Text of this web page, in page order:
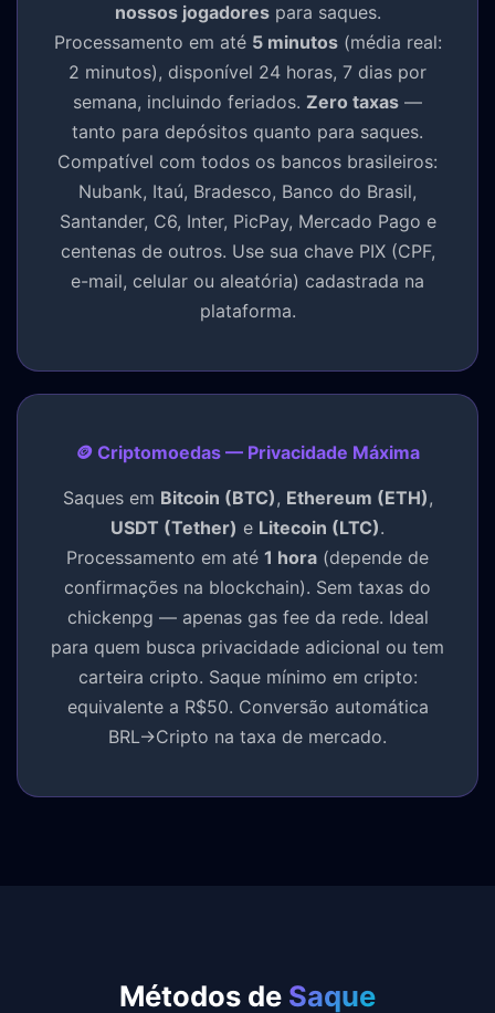
nossos jogadorespara saques.
Processamento em até 5 minutos(média real:
2 minutos), disponível 24 horas, 7 dias por
semana, incluindo feriados. Zero taxas —
tanto para depósitos quanto para saques.
Compatível com todos os bancos brasileiros:
Nubank, Itaú, Bradesco, Banco do Brasil,
Santander, C6, Inter, PicPay, Mercado Pago e
centenas de outros. Use sua chave PIX (CPF,
e-mail, celular ou aleatória) cadastrada na
plataforma.
🪙 Criptomoedas — Privacidade Máxima
Saques em Bitcoin (BTC), Ethereum (ETH),
USDT (Tether) e Litecoin (LTC).
Processamento em até 1 hora (depende de
confirmações na blockchain). Sem taxas do
chickenpg — apenas gas fee da rede. Ideal
para quem busca privacidade adicional ou tem
carteira cripto. Saque mínimo em cripto:
equivalente a R$50. Conversão automática
BRL→Cripto na taxa de mercado.
Métodos de Saque